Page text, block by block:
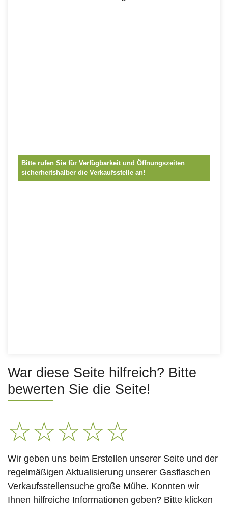
Bitte rufen Sie für Verfügbarkeit und Öffnungszeiten
sicherheitshalber die Verkaufsstelle an!
War diese Seite hilfreich? Bitte
bewerten Sie die Seite!
☆☆☆☆☆
Wir geben uns beim Erstellen unserer Seite und der
regelmäßigen Aktualisierung unserer Gasflaschen
Verkaufsstellensuche große Mühe. Konnten wir
Ihnen hilfreiche Informationen geben? Bitte klicken